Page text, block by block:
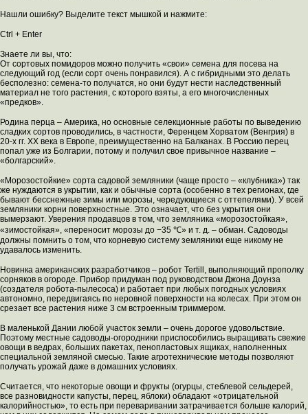
Нашли ошибку? Выделите текст мышкой и нажмите:
Ctrl + Enter
Знаете ли вы, что:
От сортовых помидоров можно получить «свои» семена для посева на
следующий год (если сорт очень понравился). А с гибридными это делать
бесполезно: семена-то получатся, но они будут нести наследственный
материал не того растения, с которого взяты, а его многочисленных
«предков».
Родина перца – Америка, но основные селекционные работы по выведению
сладких сортов проводились, в частности, Ференцем Хорватом (Венгрия) в
20-х гг. XX века в Европе, преимущественно на Балканах. В Россию перец
попал уже из Болгарии, потому и получил свое привычное название –
«болгарский».
«Морозостойкие» сорта садовой земляники (чаще просто – «клубника») так
же нуждаются в укрытии, как и обычные сорта (особенно в тех регионах, где
бывают бесснежные зимы или морозы, чередующиеся с оттепелями). У всей
земляники корни поверхностные. Это означает, что без укрытия они
вымерзают. Уверения продавцов в том, что земляника «морозостойкая»,
«зимостойкая», «переносит морозы до −35 ℃» и т. д. – обман. Садоводы
должны помнить о том, что корневую систему земляники еще никому не
удавалось изменить.
Новинка американских разработчиков – робот Tertill, выполняющий прополку
сорняков в огороде. Прибор придуман под руководством Джона Доунза
(создателя робота-пылесоса) и работает при любых погодных условиях
автономно, передвигаясь по неровной поверхности на колесах. При этом он
срезает все растения ниже 3 см встроенным триммером.
В маленькой Дании любой участок земли – очень дорогое удовольствие.
Поэтому местные садоводы-огородники приспособились выращивать свежие
овощи в ведрах, больших пакетах, пенопластовых ящиках, наполненных
специальной земляной смесью. Такие агротехнические методы позволяют
получать урожай даже в домашних условиях.
Считается, что некоторые овощи и фрукты (огурцы, стеблевой сельдерей,
все разновидности капусты, перец, яблоки) обладают «отрицательной
калорийностью», то есть при переваривании затрачивается больше калорий,